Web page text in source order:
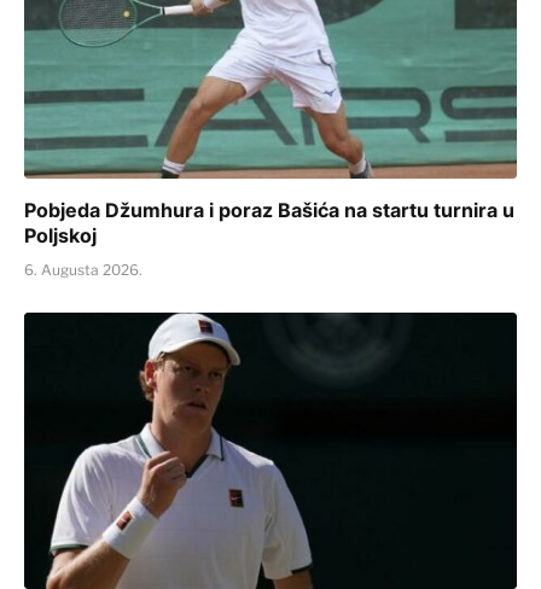
Pobjeda Džumhura i poraz Bašića na startu turnira u
Poljskoj
6. Augusta 2026.